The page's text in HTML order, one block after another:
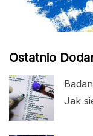
Ostatnio
Jak